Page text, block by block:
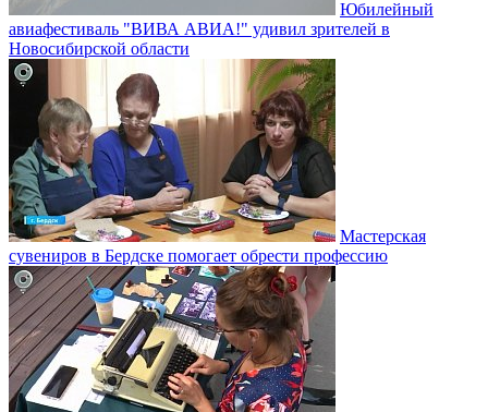
Юбилейный
авиафестиваль "ВИВА АВИА!" удивил зрителей в
Новосибирской области
Мастерская
сувениров в Бердске помогает обрести профессию